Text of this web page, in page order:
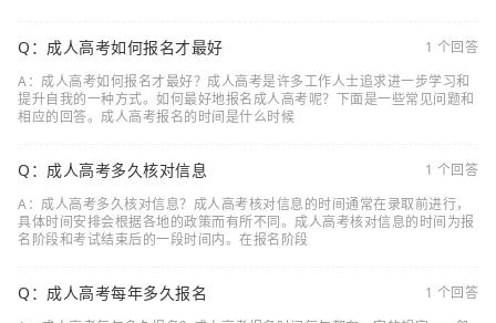
Q：成人高考如何报名才最好
1 个回答
A：成人高考如何报名才最好？成人高考是许多工作人士追求进一步学习和
提升自我的一种方式。如何最好地报名成人高考呢？下面是一些常见问题和
相应的回答。成人高考报名的时间是什么时候
Q：成人高考多久核对信息
1 个回答
A：成人高考多久核对信息？成人高考核对信息的时间通常在录取前进行，
具体时间安排会根据各地的政策而有所不同。成人高考核对信息的时间为报
名阶段和考试结束后的一段时间内。在报名阶段
Q：成人高考每年多久报名
1 个回答